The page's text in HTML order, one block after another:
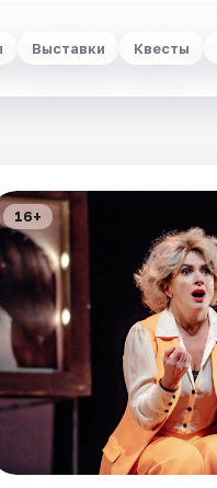
Выставки Квесты
16+